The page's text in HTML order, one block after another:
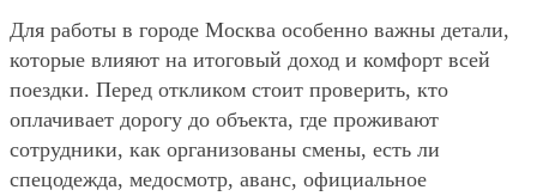
Для работы в городе Москва особенно важны детали,
которые влияют на итоговый доход и комфорт всей
поездки. Перед откликом стоит проверить, кто
оплачивает дорогу до объекта, где проживают
сотрудники, как организованы смены, есть ли
спецодежда, медосмотр, аванс, официальное